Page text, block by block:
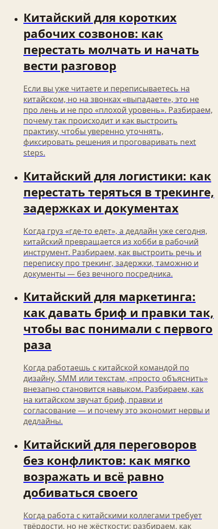
Китайский для коротких
рабочих созвонов: как
перестать молчать и начать
вести разговор
Если вы уже читаете и переписываетесь на
китайском, но на звонках «выпадаете», это не
про лень и не про «плохой уровень». Разбираем,
почему так происходит и как выстроить
практику, чтобы уверенно уточнять,
фиксировать решения и проговаривать next
steps.
Китайский для логистики: как
перестать теряться в трекинге,
задержках и документах
Когда груз «где-то едет», а дедлайн уже сегодня,
китайский превращается из хобби в рабочий
инструмент. Разбираем, как выстроить речь и
переписку про трекинг, задержки, таможню и
документы — без вечного посредника.
Китайский для маркетинга:
как давать бриф и правки так,
чтобы вас понимали с первого
раза
Когда работаешь с китайской командой по
дизайну, SMM или текстам, «просто объяснить»
внезапно становится навыком. Разбираем, как
на китайском звучат бриф, правки и
согласование — и почему это экономит нервы и
дедлайны.
Китайский для переговоров
без конфликтов: как мягко
возражать и всё равно
добиваться своего
Когда работа с китайскими коллегами требует
твёрдости, но не жёсткости: разбираем, как